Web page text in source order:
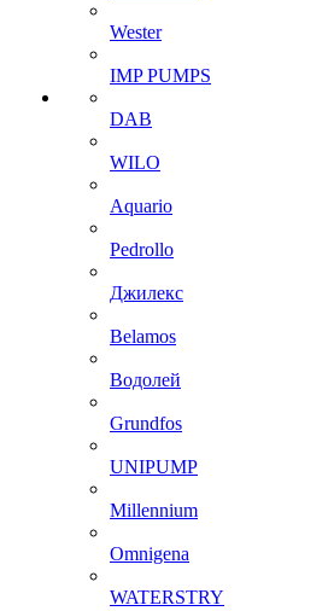
Wester
IMP PUMPS
DAB
WILO
Aquario
Pedrollo
Джилекс
Belamos
Водолей
Grundfos
UNIPUMP
Millennium
Omnigena
WATERSTRY